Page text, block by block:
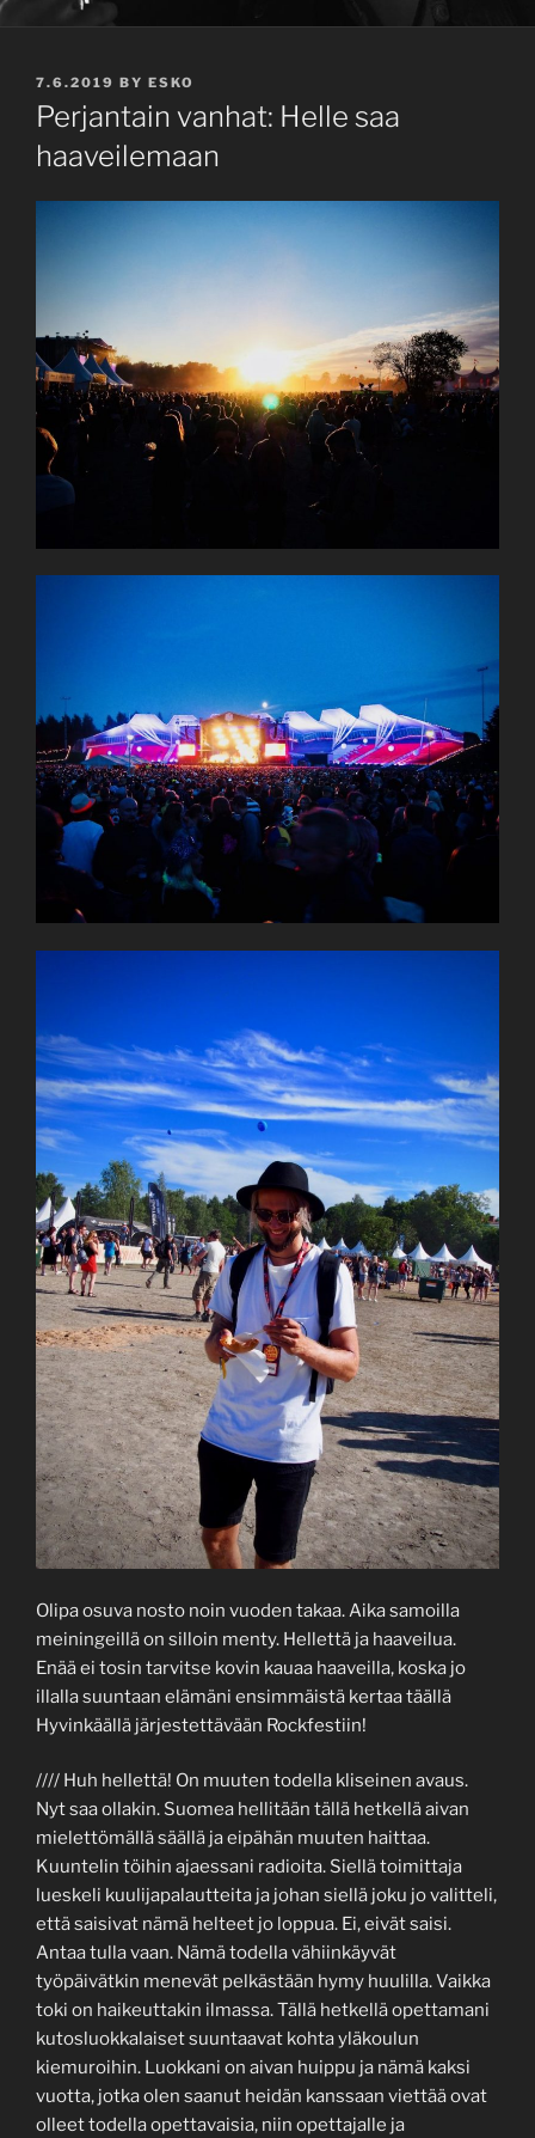
POSTED
ON
7.6.2019 BY ESKO
Perjantain vanhat: Helle saa
haaveilemaan
Olipa osuva nosto noin vuoden takaa. Aika samoilla
meiningeillä on silloin menty. Hellettä ja haaveilua.
Enää ei tosin tarvitse kovin kauaa haaveilla, koska jo
illalla suuntaan elämäni ensimmäistä kertaa täällä
Hyvinkäällä järjestettävään Rockfestiin!
//// Huh hellettä! On muuten todella kliseinen avaus.
Nyt saa ollakin. Suomea hellitään tällä hetkellä aivan
mielettömällä säällä ja eipähän muuten haittaa.
Kuuntelin töihin ajaessani radioita. Siellä toimittaja
lueskeli kuulijapalautteita ja johan siellä joku jo valitteli,
että saisivat nämä helteet jo loppua. Ei, eivät saisi.
Antaa tulla vaan. Nämä todella vähiinkäyvät
työpäivätkin menevät pelkästään hymy huulilla. Vaikka
toki on haikeuttakin ilmassa. Tällä hetkellä opettamani
kutosluokkalaiset suuntaavat kohta yläkoulun
kiemuroihin. Luokkani on aivan huippu ja nämä kaksi
vuotta, jotka olen saanut heidän kanssaan viettää ovat
olleet todella opettavaisia, niin opettajalle ja